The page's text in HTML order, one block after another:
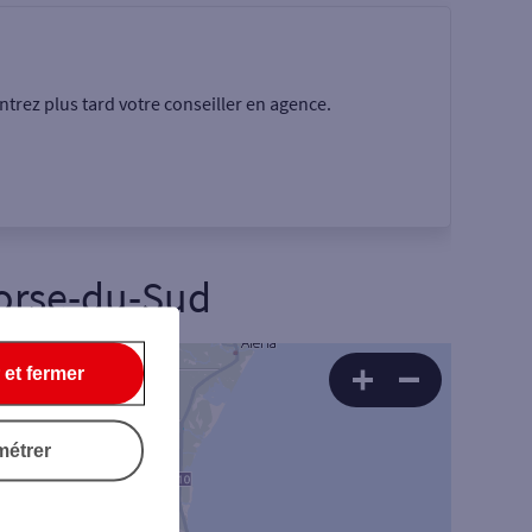
plus tard votre conseiller en agence.
du-Sud
fermer